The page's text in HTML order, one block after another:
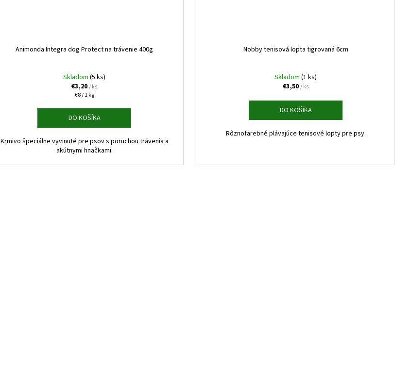
Animonda Integra dog Protect na trávenie 400g
Skladom(5 ks)
€3,20/ ks
Jednotková
€8 / 1 kg
DO KOŠÍKA
Krmivo špeciálne vyvinuté pre psov s poruchou trávenia a
akútnymi hnačkami.
Nobby tenisová lopta tigrovaná 6cm
Skladom(1 ks)
€3,50/ ks
DO KOŠÍKA
Rôznofarebné plávajúce tenisové lopty pre psy.